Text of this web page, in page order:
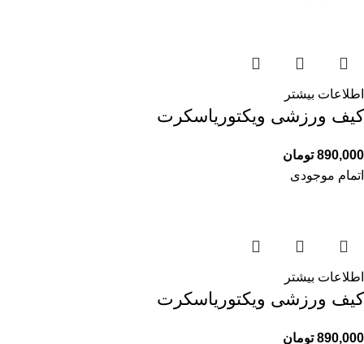
اطلاعات بیشتر
کیف ورزشی ویکتوریاسکرت
890,000 تومان
اتمام موجودی
اطلاعات بیشتر
کیف ورزشی ویکتوریاسکرت
890,000 تومان